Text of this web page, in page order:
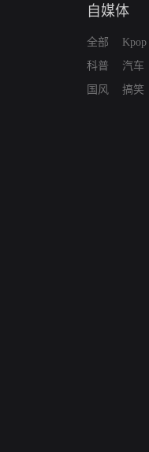
自媒体
全部
科普
国风
Kpop
汽车
搞笑